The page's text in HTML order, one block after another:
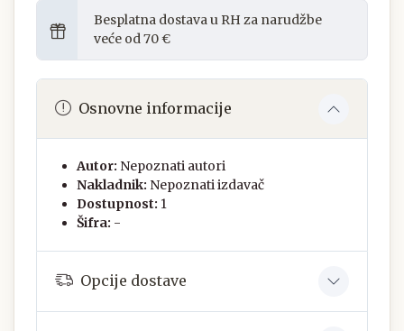
Besplatna dostava u RH za narudžbe
veće od 70 €
Osnovne informacije
Autor: Nepoznati autori
Nakladnik: Nepoznati izdavač
Dostupnost: 1
Šifra: -
Opcije dostave